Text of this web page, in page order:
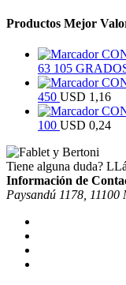
Productos Mejor
63 105
450 USD 1,16
100 USD 0,24
Tiene alguna duda?
Información de
Paysandú 1178,